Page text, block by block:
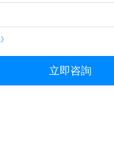
立即咨詢